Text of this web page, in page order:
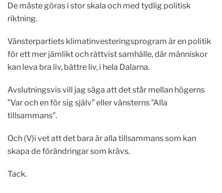
De måste göras i stor skala och med tydlig politisk
riktning.
Vänsterpartiets klimatinvesteringsprogram är en politik
för ett mer jämlikt och rättvist samhälle, där människor
kan leva bra liv, bättre liv, i hela Dalarna.
Avslutningsvis vill jag säga att det står mellan högerns
”Var och en för sig själv” eller vänsterns ”Alla
tillsammans”.
Och (V)i vet att det bara är alla tillsammans som kan
skapa de förändringar som krävs.
Tack.